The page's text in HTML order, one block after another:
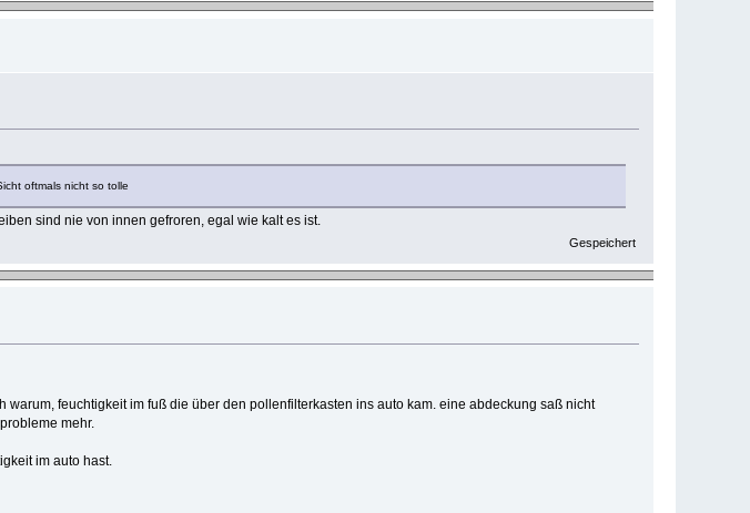
oftmals nicht so tolle
sind nie von innen gefroren, egal wie kalt es ist.
Gespeichert
feuchtigkeit im fuß die über den pollenfilterkasten ins auto kam. eine abdeckung saß nicht
mehr.
im auto hast.